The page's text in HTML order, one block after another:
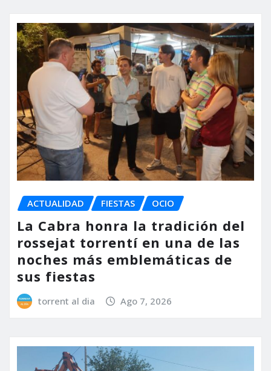
ACTUALIDAD FIESTAS OCIO
La Cabra honra la tradición del
rossejat torrentí en una de las
noches más emblemáticas de
sus fiestas
torrent al dia Ago 7, 2026